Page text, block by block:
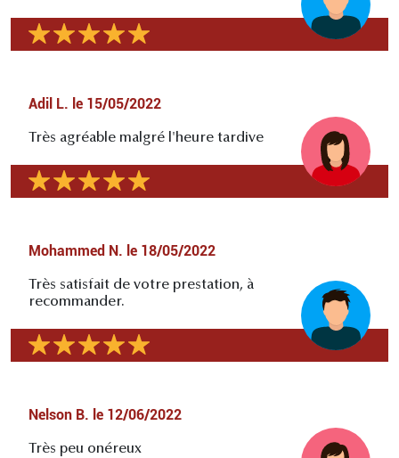
Adil L. le 15/05/2022
Très agréable malgré l'heure tardive
Mohammed N. le 18/05/2022
Très satisfait de votre prestation, à
recommander.
Nelson B. le 12/06/2022
Très peu onéreux